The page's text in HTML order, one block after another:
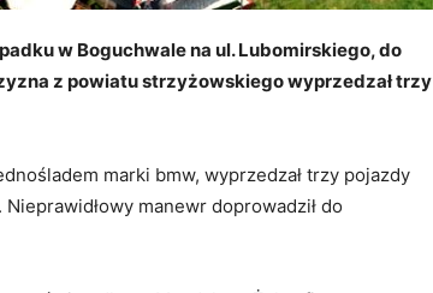
w Boguchwale na ul. Lubomirskiego, do
z powiatu strzyżowskiego wyprzedzał trzy
marki bmw, wyprzedzał trzy pojazdy
manewr doprowadził do